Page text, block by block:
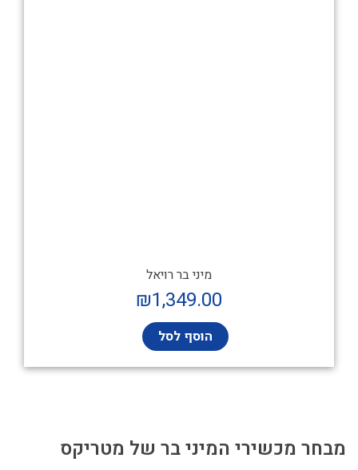
מיני בר רויאל
₪1,349.00
הוסף לסל
מבחר מכשירי המיני בר של מטריקס